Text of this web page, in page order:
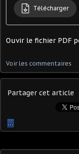
Télécharger
Ouvir le fichier PDF
Voir les commentaires
Partager cet article
…